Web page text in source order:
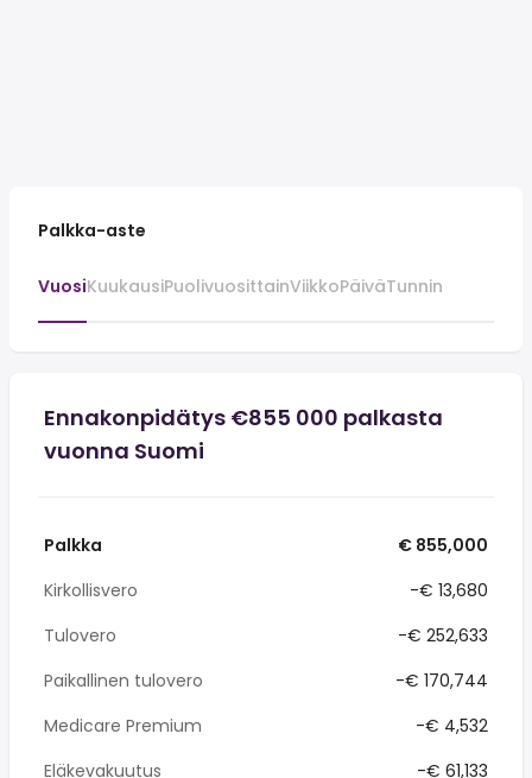
Palkka-aste
VuosiKuukausiPuolivuosittainViikkoPäiväTunnin
Ennakonpidätys €855 000 palkasta
vuonna Suomi
Palkka
€ 855,000
Kirkollisvero
-€ 13,680
Tulovero
-€ 252,633
Paikallinen tulovero
-€ 170,744
Medicare Premium
-€ 4,532
Eläkevakuutus
-€ 61,133